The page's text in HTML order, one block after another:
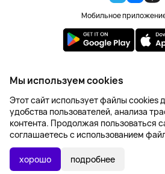
В КОРЗИНУ
Мобильное
2023-2026 © DoBuy. Все
Правила обработки
Пользовательское
Оферта
Создание сайта –
Мы используем cookies
Этот сайт использует файлы cookies
удобства пользователей, анализа
контента. Продолжая пользоваться
соглашаетесь с использованием
хорошо подробнее